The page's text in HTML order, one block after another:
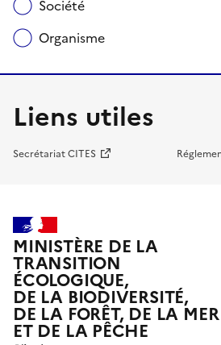
Société
Organisme
Liens utiles
Secrétariat CITES
MINISTÈRE DE LA
TRANSITION
ÉCOLOGIQUE,
DE LA BIODIVERSITÉ,
DE LA FORÊT, DE LA MER
ET DE LA PÊCHE